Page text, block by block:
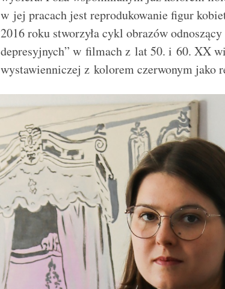
w jej pracach jest reprodukowanie figur
2016 roku stworzyła cykl obrazów
depresyjnych” w filmach z lat 50. i 60. XX
wystawienniczej z kolorem czerwonym jako